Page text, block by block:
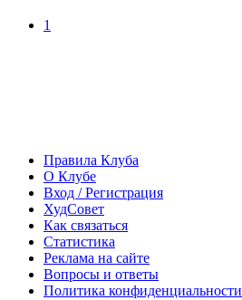
1
Правила Клуба
О Клубе
Вход / Регистрация
ХудСовет
Как связаться
Статистика
Реклама на сайте
Вопросы и ответы
Политика конфиденциальности